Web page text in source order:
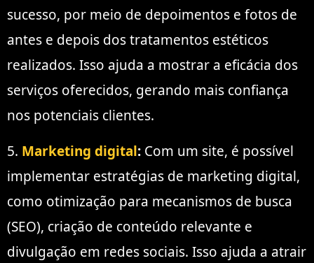
sucesso, por meio de depoimentos e fotos de
antes e depois dos tratamentos estéticos
realizados. Isso ajuda a mostrar a eficácia dos
serviços oferecidos, gerando mais confiança
nos potenciais clientes.
5. Marketing digital: Com um site, é possível
implementar estratégias de marketing digital,
como otimização para mecanismos de busca
(SEO), criação de conteúdo relevante e
divulgação em redes sociais. Isso ajuda a atrair